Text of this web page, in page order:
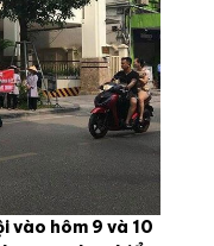
vào hôm 9 và 10